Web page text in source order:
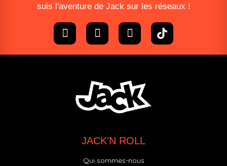
suis l'aventure de Jack sur les réseaux !
JACK'N ROLL
Qui sommes-nous